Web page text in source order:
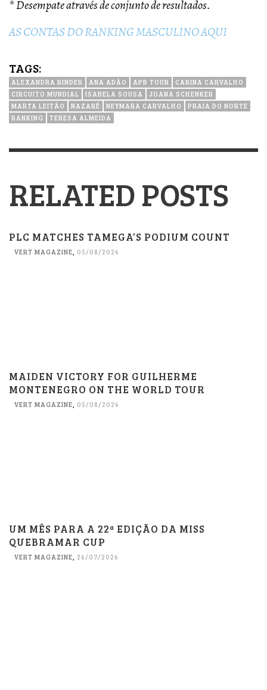
* Desempate através de conjunto de resultados.
AS CONTAS DO RANKING MASCULINO AQUI
TAGS:
ALEXANDRA RINDER ANA ADÃO APB TOUR
CARINA CARVALHO
CIRCUITO MUNDIAL
ISABELA SOUSA
JOANA SCHENKER
MARTA LEITÃO
NAZARÉ NEYMARA CARVALHO
PRAIA DO NORTE
RANKING
TERESA ALMEIDA
RELATED POSTS
PLC MATCHES TAMEGA’S PODIUM COUNT
VERT MAGAZINE 05/08/2026
MAIDEN VICTORY FOR GUILHERME
MONTENEGRO ON THE WORLD TOUR
VERT MAGAZINE, 05/08/2026
UM MÊS PARA A 22ª EDIÇÃO DA MISS
QUEBRAMAR CUP
VERT MAGAZINE, 26/07/2026